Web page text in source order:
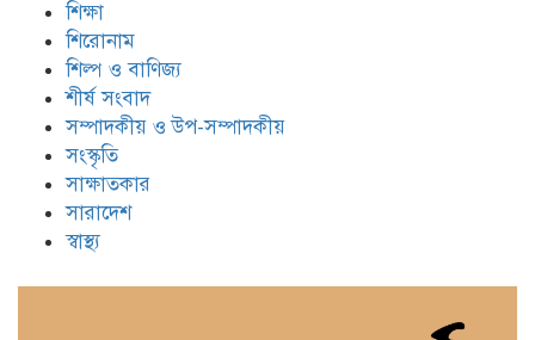
শিক্ষা
শিরোনাম
শিল্প ও বাণিজ্য
শীর্ষ সংবাদ
সম্পাদকীয় ও উপ-সম্পাদকীয়
সংস্কৃতি
সাক্ষাতকার
সারাদেশ
স্বাস্থ্য